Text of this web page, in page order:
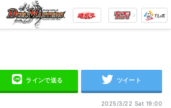
2025/3/22 Sat 19:00